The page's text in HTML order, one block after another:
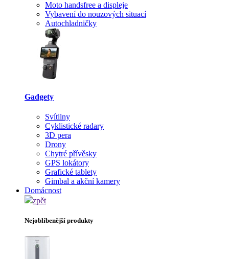
Moto handsfree a displeje
Vybavení do nouzových situací
Autochladničky
Gadgety
Svítilny
Cyklistické radary
3D pera
Drony
Chytré přívěsky
GPS lokátory
Grafické tablety
Gimbal a akční kamery
Domácnost
zpět
Nejoblíbenější produkty